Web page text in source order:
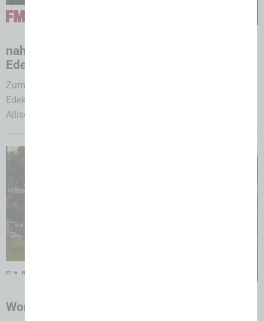
nah & gut Allison: Tim Allison übernimmt
Edeka-Markt
Zum 1. August 2026 übernimmt Kaufmann Tim Allison den
Edeka-Markt in Bünde-Dünne und wandelt ihn in „nah & gut
Allison“...
Woran es im Lebensmittelsystem hakt